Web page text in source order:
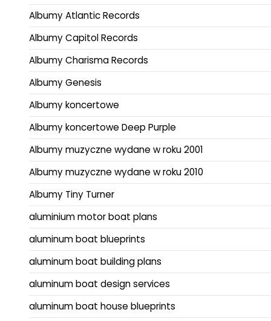
Albumy Atlantic Records
Albumy Capitol Records
Albumy Charisma Records
Albumy Genesis
Albumy koncertowe
Albumy koncertowe Deep Purple
Albumy muzyczne wydane w roku 2001
Albumy muzyczne wydane w roku 2010
Albumy Tiny Turner
aluminium motor boat plans
aluminum boat blueprints
aluminum boat building plans
aluminum boat design services
aluminum boat house blueprints